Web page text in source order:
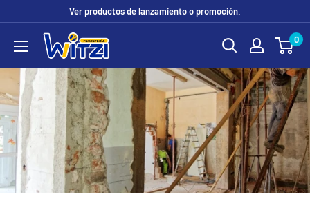
contenido
Ver productos de lanzamiento o promoción.
FERRETERÍA
WITZI
0